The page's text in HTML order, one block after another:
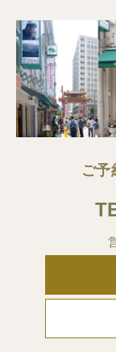
ご予